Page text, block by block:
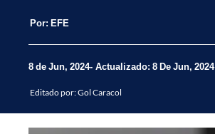
Por: EFE
8 de Jun, 2024 Actualizado: 8 De Jun, 2024
Editado por:Gol Caracol